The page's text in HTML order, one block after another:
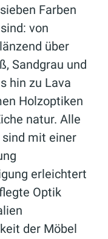
Farben
von
über
Sandgrau und
hin zu Lava
Holzoptiken
natur. Alle
mit einer
erleichtert
Optik
der Möbel